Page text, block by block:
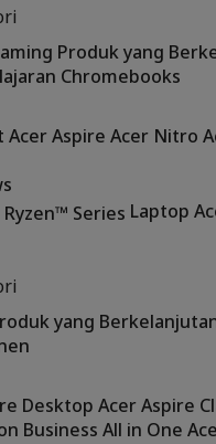
Produk yang
Chromebooks
Acer Aspire Acer Nitro
Laptop
yang
Desktop Acer Aspire
Business All in One